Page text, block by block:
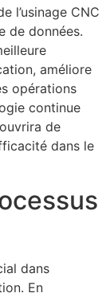
l’usinage CNC
de données.
améliore
opérations
continue
de
dans le
dans
En